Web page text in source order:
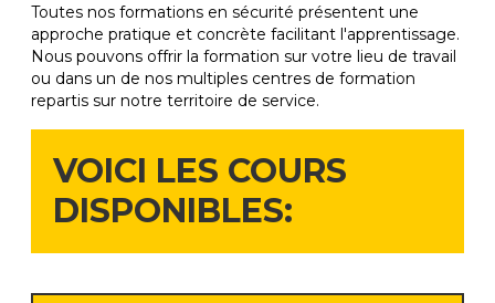
Toutes nos formations en sécurité présentent une
approche pratique et concrète facilitant l'apprentissage.
Nous pouvons offrir la formation sur votre lieu de travail
ou dans un de nos multiples centres de formation
repartis sur notre territoire de service.
VOICI LES COURS
DISPONIBLES: